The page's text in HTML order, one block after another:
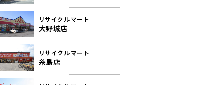
リサイクルマート
大野城店
リサイクルマート
糸島店